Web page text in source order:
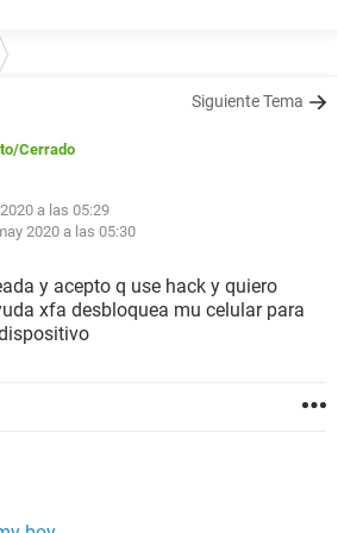
Siguiente Tema
/Cerrado
a las 05:29
2020 a las 05:30
y acepto q use hack y quiero
xfa desbloquea mu celular para